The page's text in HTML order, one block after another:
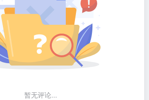
暂无评论...